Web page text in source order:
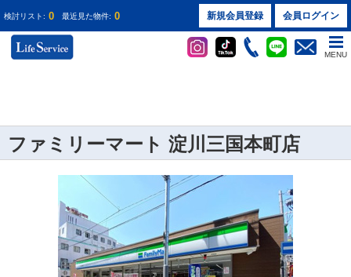
検討リスト: 0 最近見た物件: 0 新規会員登録 会員ログイン
MENU
ファミリーマート 淀川三国本町店